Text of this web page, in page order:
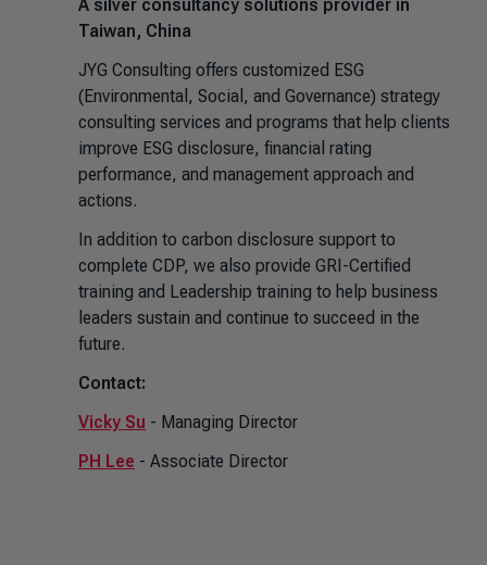
A silver consultancy solutions provider in
Taiwan, China
JYG Consulting offers customized ESG
(Environmental, Social, and Governance) strategy
consulting services and programs that help clients
improve ESG disclosure, financial rating
performance, and management approach and
actions.
In addition to carbon disclosure support to
complete CDP, we also provide GRI-Certified
training and Leadership training to help business
leaders sustain and continue to succeed in the
future.
Contact:
Vicky Su - Managing Director
PH Lee - Associate Director